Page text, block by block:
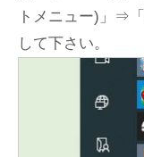
トメニュー)」⇒「
して下さい。